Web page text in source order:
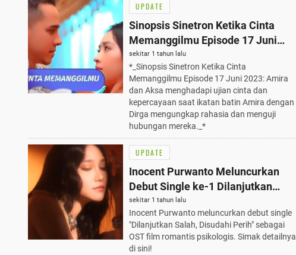
UPDATE
Sinopsis Sinetron Ketika Cinta
Memanggilmu Episode 17 Juni
2023: Ujian Cinta dan Kepercayaan
Terungkap
sekitar 1 tahun lalu
*_Sinopsis Sinetron Ketika Cinta
Memanggilmu Episode 17 Juni 2023: Amira
dan Aksa menghadapi ujian cinta dan
kepercayaan saat ikatan batin Amira dengan
Dirga mengungkap rahasia dan menguji
hubungan mereka._*
UPDATE
Inocent Purwanto Meluncurkan
Debut Single ke-1 Dilanjutkan
Salah, Disudahi Perih, OST Film
Romantis Psikologis
sekitar 1 tahun lalu
Inocent Purwanto meluncurkan debut single
"Dilanjutkan Salah, Disudahi Perih" sebagai
OST film romantis psikologis. Simak detailnya
di sini!